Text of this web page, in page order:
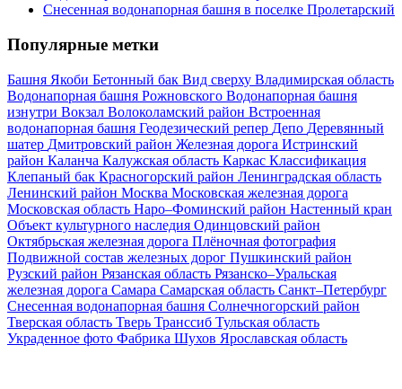
Снесенная водонапорная башня в поселке Пролетарский
Популярные метки
Башня Якоби Бетонный бак Вид сверху Владимирская область
Водонапорная башня Рожновского Водонапорная башня
изнутри Вокзал Волоколамский район Встроенная
водонапорная башня Геодезический репер Депо Деревянный
шатер Дмитровский район Железная дорога Истринский
район Каланча Калужская область Каркас Классификация
Клепаный бак Красногорский район Ленинградская область
Ленинский район Москва Московская железная дорога
Московская область Наро–Фоминский район Настенный кран
Объект культурного наследия Одинцовский район
Октябрьская железная дорога Плёночная фотография
Подвижной состав железных дорог Пушкинский район
Рузский район Рязанская область Рязанско–Уральская
железная дорога Самара Самарская область Санкт–Петербург
Снесенная водонапорная башня Солнечногорский район
Тверская область Тверь Транссиб Тульская область
Украденное фото Фабрика Шухов Ярославская область